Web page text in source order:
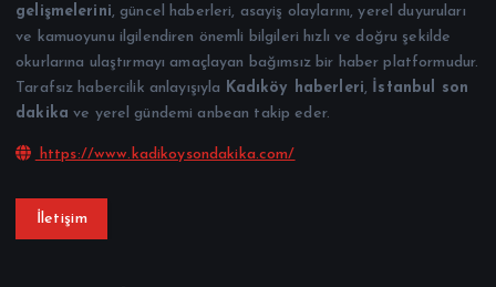
gelişmelerini, güncel haberleri, asayiş olaylarını, yerel duyuruları
ve kamuoyunu ilgilendiren önemli bilgileri hızlı ve doğru şekilde
okurlarına ulaştırmayı amaçlayan bağımsız bir haber platformudur.
Tarafsız habercilik anlayışıyla Kadıköy haberleri,
İstanbul son
dakika ve yerel gündemi anbean takip eder.
https://www.kadikoysondakika.com/
İletişim